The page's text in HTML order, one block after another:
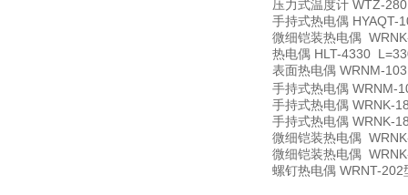
压力式温度计 WTZ-
手持式热电偶 HYAQT-
微细铠装热电偶
热电偶 HLT-4330
表面热电偶 WRNM-103
手持式热电偶 WRNM-
手持式热电偶 WRNK-
手持式热电偶 WRNK-
微细铠装热电偶
微细铠装热电偶
螺钉热电偶 WRNT-